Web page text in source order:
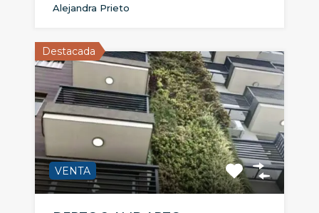
Alejandra Prieto
Destacada
VENTA